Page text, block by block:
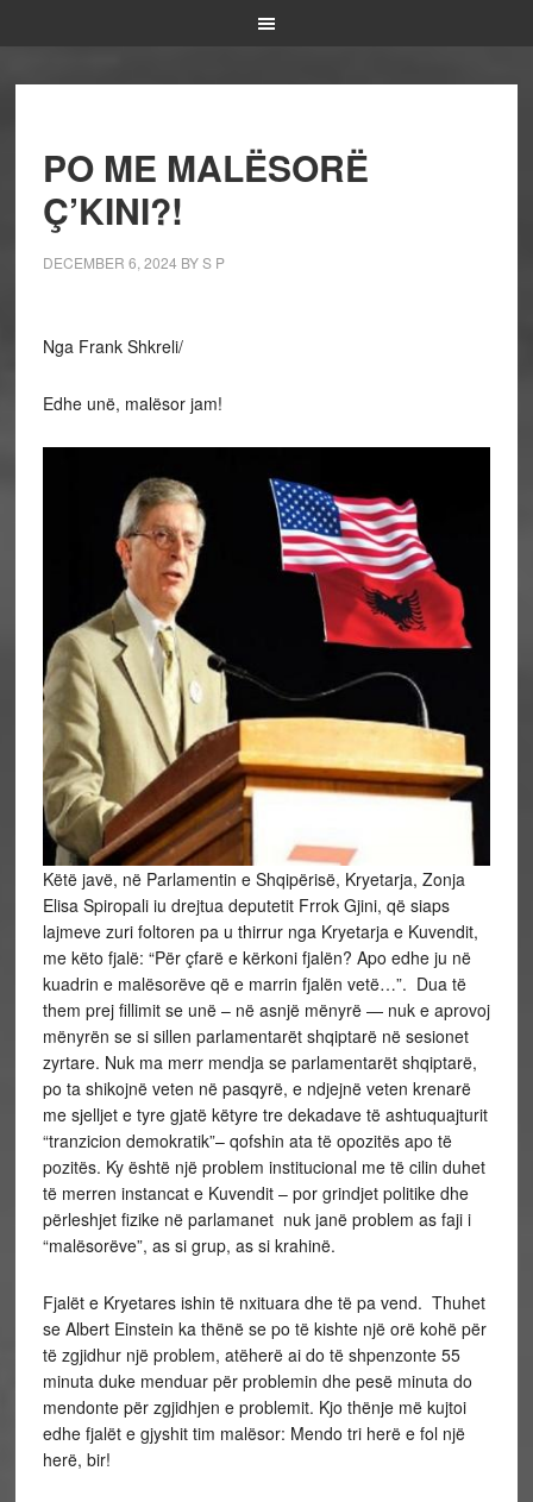
PO ME MALËSORË
Ç’KINI?!
DECEMBER 6, 2024 BYS P
Nga Frank Shkreli/
Edhe unë, malësor jam!
Këtë javë, në Parlamentin e Shqipërisë, Kryetarja, Zonja
Elisa Spiropali iu drejtua deputetit Frrok Gjini, që siaps
lajmeve zuri foltoren pa u thirrur nga Kryetarja e Kuvendit,
me këto fjalë: “Për çfarë e kërkoni fjalën? Apo edhe ju në
kuadrin e malësorëve që e marrin fjalën vetë…”. Dua të
them prej fillimit se unë – në asnjë mënyrë — nuk e aprovoj
mënyrën se si sillen parlamentarët shqiptarë në sesionet
zyrtare. Nuk ma merr mendja se parlamentarët shqiptarë,
po ta shikojnë veten në pasqyrë, e ndjejnë veten krenarë
me sjelljet e tyre gjatë këtyre tre dekadave të ashtuquajturit
“tranzicion demokratik”– qofshin ata të opozitës apo të
pozitës. Ky është një problem institucional me të cilin duhet
të merren instancat e Kuvendit – por grindjet politike dhe
përleshjet fizike në parlamanet nuk janë problem as faji i
“malësorëve”, as si grup, as si krahinë.
Fjalët e Kryetares ishin të nxituara dhe të pa vend. Thuhet
se Albert Einstein ka thënë se po të kishte një orë kohë për
të zgjidhur një problem, atëherë ai do të shpenzonte 55
minuta duke menduar për problemin dhe pesë minuta do
mendonte për zgjidhjen e problemit. Kjo thënje më kujtoi
edhe fjalët e gjyshit tim malësor: Mendo tri herë e fol një
herë, bir!